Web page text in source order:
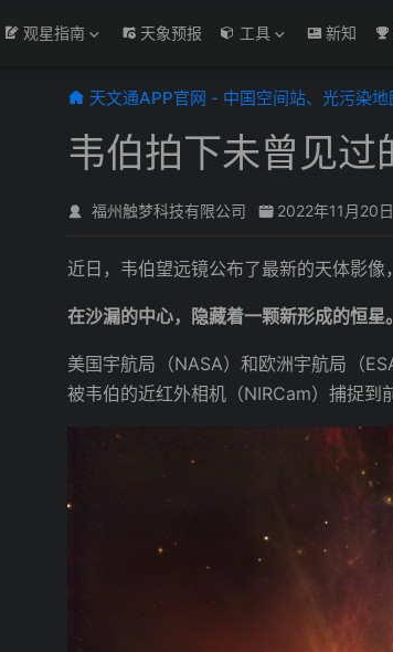
观星指南 天象预报 工具 新知
天文通APP官网 - 中国空间站、光污染
韦伯拍下未曾见过
福州触梦科技有限公司 2022年11月20日
近日，韦伯望远镜公布了最新的天体影像
在沙漏的中心，隐藏着一颗新形成的恒星。
美国宇航局（NASA）和欧洲宇航局（
被韦伯的近红外相机（NIRCam）捕捉到